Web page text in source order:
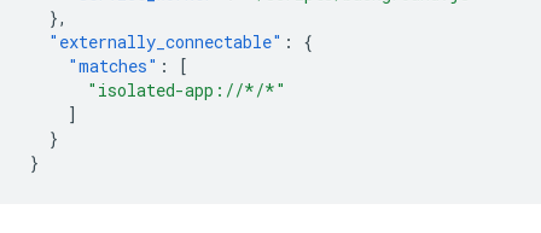
},
"externally_connectable" :
{
"matches" :
[
"isolated-app://*/*"
]
}
}